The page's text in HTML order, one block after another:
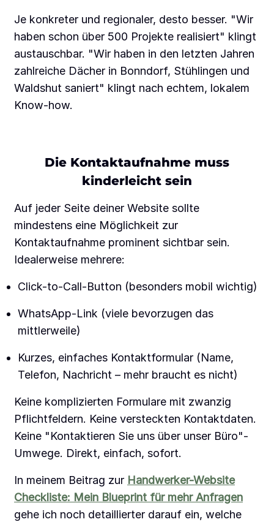
Je konkreter und regionaler, desto besser. "Wir
haben schon über 500 Projekte realisiert" klingt
austauschbar. "Wir haben in den letzten Jahren
zahlreiche Dächer in Bonndorf, Stühlingen und
Waldshut saniert" klingt nach echtem, lokalem
Know-how.
Die Kontaktaufnahme muss
kinderleicht sein
Auf jeder Seite deiner Website sollte
mindestens eine Möglichkeit zur
Kontaktaufnahme prominent sichtbar sein.
Idealerweise mehrere:
Click-to-Call-Button (besonders mobil wichtig)
WhatsApp-Link (viele bevorzugen das
mittlerweile)
Kurzes, einfaches Kontaktformular (Name,
Telefon, Nachricht – mehr braucht es nicht)
Keine komplizierten Formulare mit zwanzig
Pflichtfeldern. Keine versteckten Kontaktdaten.
Keine "Kontaktieren Sie uns über unser Büro"-
Umwege. Direkt, einfach, sofort.
In meinem Beitrag zur Handwerker-Website
Checkliste: Mein Blueprint für mehr Anfragen
gehe ich noch detaillierter darauf ein, welche